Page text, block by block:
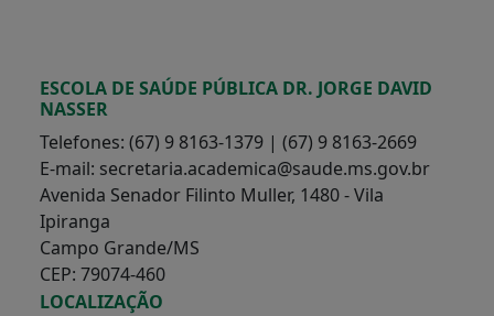
ESCOLA DE SAÚDE PÚBLICA DR. JORGE DAVID
NASSER
Telefones: (67) 9 8163-1379 | (67) 9 8163-2669
E-mail: secretaria.academica@saude.ms.gov.br
Avenida Senador Filinto Muller, 1480 - Vila
Ipiranga
Campo Grande/MS
CEP: 79074-460
LOCALIZAÇÃO